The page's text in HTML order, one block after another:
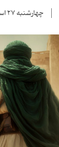
چهارشنبه ۲۷ اسفند ۱۴۰۴ - ۱۵:۴۹